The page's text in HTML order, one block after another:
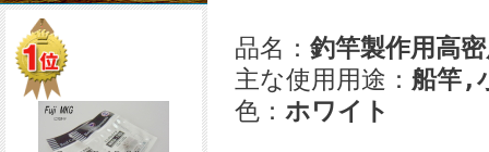
品名： 釣竿製作用高
主な使用用途： 船竿,
色： ホワイト